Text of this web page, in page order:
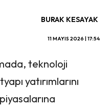
BURAK KESAYAK
11 MAYIS 2026 | 17:54
teknoloji
yatırımlarını